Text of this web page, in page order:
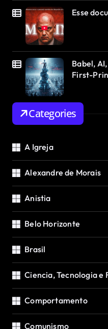
Esse
Babel,
First-
Categories
A Igreja
Alexandre de Morais
Anistia
Belo Horizonte
Brasil
Ciencia, Tecnologia e
Comportamento
Comunismo